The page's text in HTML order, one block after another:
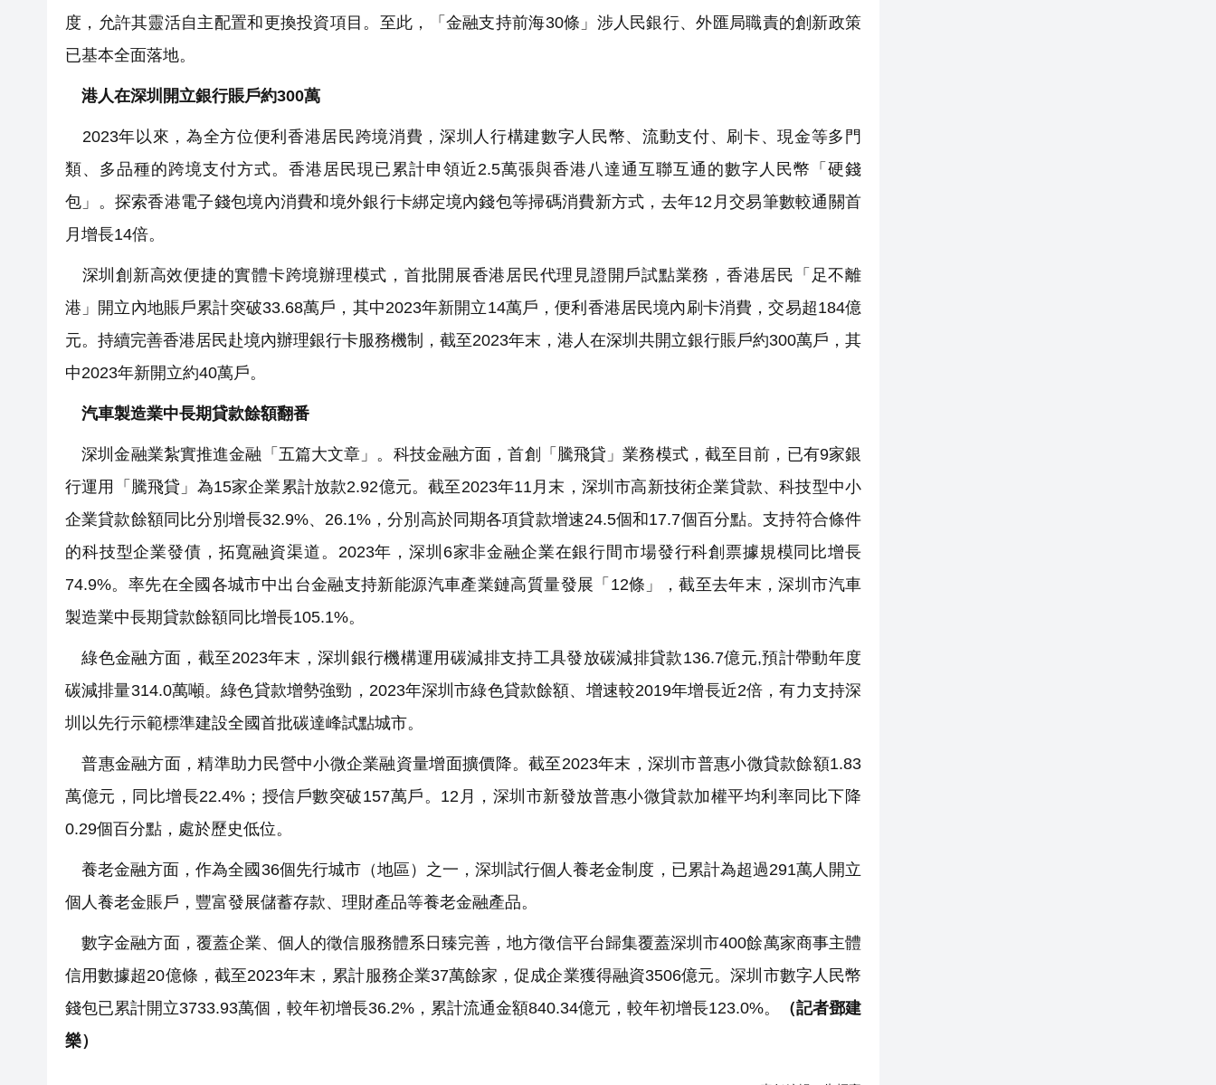
度，允許其靈活自主配置和更換投資項目。至此，「金融支持前海30條」涉人民銀行、外匯局職責的創新政策
已基本全面落地。
港人在深圳開立銀行賬戶約300萬
2023年以來，為全方位便利香港居民跨境消費，深圳人行構建數字人民幣、流動支付、刷卡、現金等多門
類、多品種的跨境支付方式。香港居民現已累計申領近2.5萬張與香港八達通互聯互通的數字人民幣「硬錢
包」。探索香港電子錢包境內消費和境外銀行卡綁定境內錢包等掃碼消費新方式，去年12月交易筆數較通關首
月增長14倍。
深圳創新高效便捷的實體卡跨境辦理模式，首批開展香港居民代理見證開戶試點業務，香港居民「足不離
港」開立內地賬戶累計突破33.68萬戶，其中2023年新開立14萬戶，便利香港居民境內刷卡消費，交易超184億
元。持續完善香港居民赴境內辦理銀行卡服務機制，截至2023年末，港人在深圳共開立銀行賬戶約300萬戶，其
中2023年新開立約40萬戶。
汽車製造業中長期貸款餘額翻番
深圳金融業紮實推進金融「五篇大文章」。科技金融方面，首創「騰飛貸」業務模式，截至目前，已有9家銀
行運用「騰飛貸」為15家企業累計放款2.92億元。截至2023年11月末，深圳市高新技術企業貸款、科技型中小
企業貸款餘額同比分別增長32.9%、26.1%，分別高於同期各項貸款增速24.5個和17.7個百分點。支持符合條件
的科技型企業發債，拓寬融資渠道。2023年，深圳6家非金融企業在銀行間市場發行科創票據規模同比增長
74.9%。率先在全國各城市中出台金融支持新能源汽車產業鏈高質量發展「12條」，截至去年末，深圳市汽車
製造業中長期貸款餘額同比增長105.1%。
綠色金融方面，截至2023年末，深圳銀行機構運用碳減排支持工具發放碳減排貸款136.7億元,預計帶動年度
碳減排量314.0萬噸。綠色貸款增勢強勁，2023年深圳市綠色貸款餘額、增速較2019年增長近2倍，有力支持深
圳以先行示範標準建設全國首批碳達峰試點城市。
普惠金融方面，精準助力民營中小微企業融資量增面擴價降。截至2023年末，深圳市普惠小微貸款餘額1.83
萬億元，同比增長22.4%；授信戶數突破157萬戶。12月，深圳市新發放普惠小微貸款加權平均利率同比下降
0.29個百分點，處於歷史低位。
養老金融方面，作為全國36個先行城市（地區）之一，深圳試行個人養老金制度，已累計為超過291萬人開立
個人養老金賬戶，豐富發展儲蓄存款、理財產品等養老金融產品。
數字金融方面，覆蓋企業、個人的徵信服務體系日臻完善，地方徵信平台歸集覆蓋深圳市400餘萬家商事主體
信用數據超20億條，截至2023年末，累計服務企業37萬餘家，促成企業獲得融資3506億元。深圳市數字人民幣
錢包已累計開立3733.93萬個，較年初增長36.2%，累計流通金額840.34億元，較年初增長123.0%。
（記者鄧建
樂）